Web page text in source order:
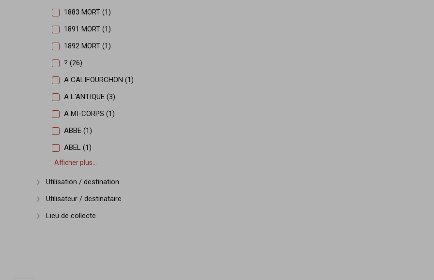
1883 MORT (1)
1891 MORT (1)
1892 MORT (1)
? (26)
A CALIFOURCHON (1)
A L'ANTIQUE (3)
A MI-CORPS (1)
ABBE (1)
ABEL (1)
Afficher plus...
Afficher plus
Utilisation / destination
Afficher plus
Utilisateur / destinataire
Afficher plus
Lieu de collecte